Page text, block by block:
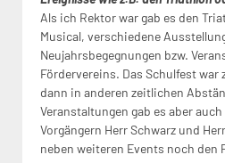
Als ich Rektor war gab es den
Musical, verschiedene
Neujahrsbegegnungen bzw.
Fördervereins. Das Schulfest
dann in anderen zeitlichen
Veranstaltungen gab es aber
Vorgängern Herr Schwarz und
neben weiteren Events noch den